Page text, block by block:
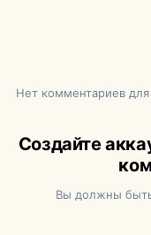
Нет комментариев
Создайте
Вы должны быть